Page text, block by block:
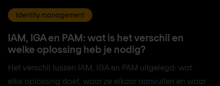
Identity management
IAM, IGA en PAM: wat is het verschil en
welke oplossing heb je nodig?
Het verschil tussen IAM, IGA en PAM uitgelegd: wat
elke oplossing doet, waar ze elkaar aanvullen en waar